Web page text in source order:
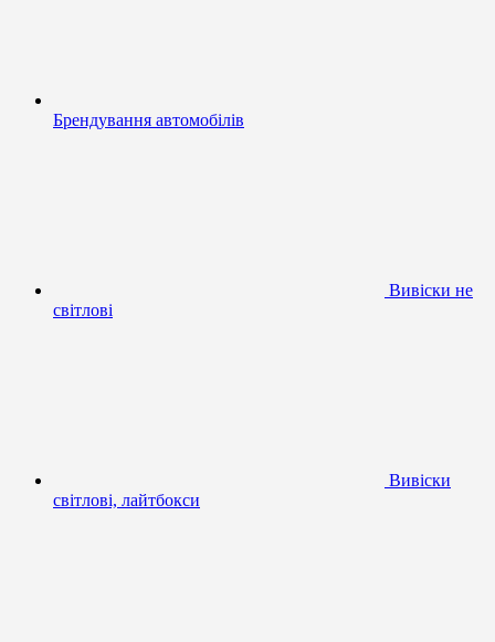
Брендування автомобілів
Вивіски не
світлові
Вивіски
світлові, лайтбокси